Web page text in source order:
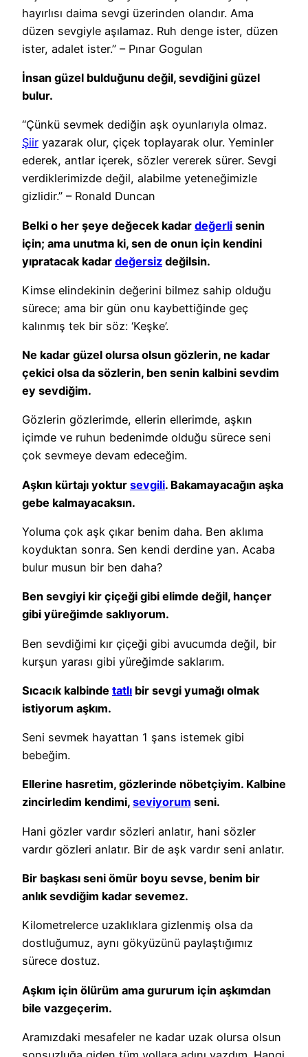
hayırlısı daima sevgi üzerinden olandır. Ama
düzen sevgiyle aşılamaz. Ruh denge ister, düzen
ister, adalet ister.” – Pınar Gogulan
İnsan güzel bulduğunu değil, sevdiğini güzel
bulur.
“Çünkü sevmek dediğin aşk oyunlarıyla olmaz.
Şiir yazarak olur, çiçek toplayarak olur. Yeminler
ederek, antlar içerek, sözler vererek sürer. Sevgi
verdiklerimizde değil, alabilme yeteneğimizle
gizlidir.” – Ronald Duncan
Belki o her şeye değecek kadar değerli senin
için; ama unutma ki, sen de onun için kendini
yıpratacak kadar değersiz değilsin.
Kimse elindekinin değerini bilmez sahip olduğu
sürece; ama bir gün onu kaybettiğinde geç
kalınmış tek bir söz: ‘Keşke’.
Ne kadar güzel olursa olsun gözlerin, ne kadar
çekici olsa da sözlerin, ben senin kalbini sevdim
ey sevdiğim.
Gözlerin gözlerimde, ellerin ellerimde, aşkın
içimde ve ruhun bedenimde olduğu sürece seni
çok sevmeye devam edeceğim.
Aşkın kürtajı yoktur sevgili. Bakamayacağın aşka
gebe kalmayacaksın.
Yoluma çok aşk çıkar benim daha. Ben aklıma
koyduktan sonra. Sen kendi derdine yan. Acaba
bulur musun bir ben daha?
Ben sevgiyi kir çiçeği gibi elimde değil, hançer
gibi yüreğimde saklıyorum.
Ben sevdiğimi kır çiçeği gibi avucumda değil, bir
kurşun yarası gibi yüreğimde saklarım.
Sıcacık kalbinde tatlı bir sevgi yumağı olmak
istiyorum aşkım.
Seni sevmek hayattan 1 şans istemek gibi
bebeğim.
Ellerine hasretim, gözlerinde nöbetçiyim. Kalbine
zincirledim kendimi, seviyorum seni.
Hani gözler vardır sözleri anlatır, hani sözler
vardır gözleri anlatır. Bir de aşk vardır seni anlatır.
Bir başkası seni ömür boyu sevse, benim bir
anlık sevdiğim kadar sevemez.
Kilometrelerce uzaklıklara gizlenmiş olsa da
dostluğumuz, aynı gökyüzünü paylaştığımız
sürece dostuz.
Aşkım için ölürüm ama gururum için aşkımdan
bile vazgeçerim.
Aramızdaki mesafeler ne kadar uzak olursa olsun